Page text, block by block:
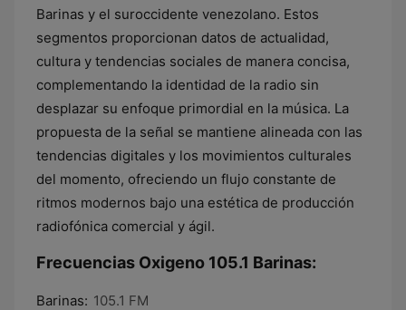
Barinas y el suroccidente venezolano. Estos
segmentos proporcionan datos de actualidad,
cultura y tendencias sociales de manera concisa,
complementando la identidad de la radio sin
desplazar su enfoque primordial en la música. La
propuesta de la señal se mantiene alineada con las
tendencias digitales y los movimientos culturales
del momento, ofreciendo un flujo constante de
ritmos modernos bajo una estética de producción
radiofónica comercial y ágil.
Frecuencias Oxigeno 105.1 Barinas:
Barinas: 105.1 FM